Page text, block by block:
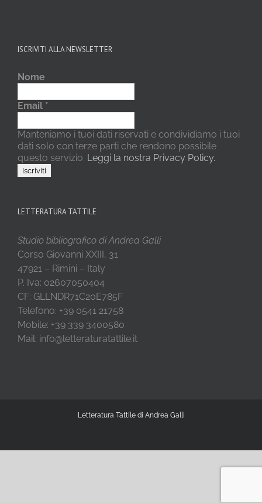
ISCRIVITI ALLA NEWSLETTER
Nome
Email *
Manteniamo i tuoi dati riservati e condividiamo i tuoi
dati solo con terze parti che rendono possibile
questo servizio. Leggi la nostra Privacy Policy.
LETTERATURA TATTILE
Studio bibliografico di Andrea Galli
Corso Giovanni XXIII, 31
47921 – Rimini – Italy
P. Iva: 02607050404
CF: GLLNDR71C20E785F
Telefono: +39 0541 21758
Mobile: +39 339 3400580
Mail: info@letteraturatattile.it
Letteratura Tattile di Andrea Galli